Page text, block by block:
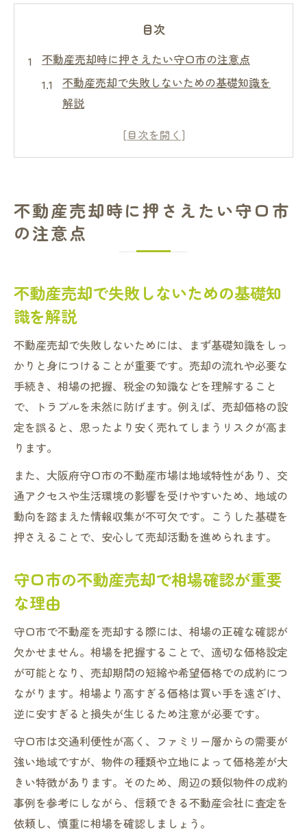
目次
不動産売却時に押さえたい守口市の注意点
不動産売却で失敗しないための基礎知識を
解説
守口市の不動産売却で相場確認が重要な理
守口市不動産売却でよくある注意点とその
対策
不動産売却を始める前に知りたいリスクと
守口市で失敗しない不動産売却の極意
不動産売却の流れを守口市で成功させる秘
訣
売却時に絶対やってはいけないNG行為とは
守口市で高く売るためにすべきポイントを
整理
不動産売却で注意すべき税務処理の基本知
信頼できる不動産会社選びで損を防ぐ方法
高く売るなら知っておきたい売却ポイント
不動産売却で価格を上げるための相場調査
法
売却前に行うと良い不動産の魅力アップ術
不動産売却の5％ルールを知り賢く対応する
価格交渉で損をしないための注意点を解説
初めての不動産売却を守口市で成功させるコツ
不動産売却初心者が押さえるべきステップ
守口市特有の市場動向と売却時の注意点解
説
初めてでも安心な不動産売却の流れと準備
売却時に気を付けたい税金や手数料の基本
不動産売却時に押さえたい守口市
の注意点
不動産売却で失敗しないための基礎知
識を解説
不動産売却で失敗しないためには、まず基礎知識をしっ
かりと身につけることが重要です。売却の流れや必要な
手続き、相場の把握、税金の知識などを理解すること
で、トラブルを未然に防げます。例えば、売却価格の設
定を誤ると、思ったより安く売れてしまうリスクが高ま
ります。
また、大阪府守口市の不動産市場は地域特性があり、交
通アクセスや生活環境の影響を受けやすいため、地域の
動向を踏まえた情報収集が不可欠です。こうした基礎を
押さえることで、安心して売却活動を進められます。
守口市の不動産売却で相場確認が重要
な理由
守口市で不動産を売却する際には、相場の正確な確認が
欠かせません。相場を把握することで、適切な価格設定
が可能となり、売却期間の短縮や希望価格での成約につ
ながります。相場より高すぎる価格は買い手を遠ざけ、
逆に安すぎると損失が生じるため注意が必要です。
守口市は交通利便性が高く、ファミリー層からの需要が
強い地域ですが、物件の種類や立地によって価格差が大
きい特徴があります。そのため、周辺の類似物件の成約
事例を参考にしながら、信頼できる不動産会社に査定を
依頼し、慎重に相場を確認しましょう。